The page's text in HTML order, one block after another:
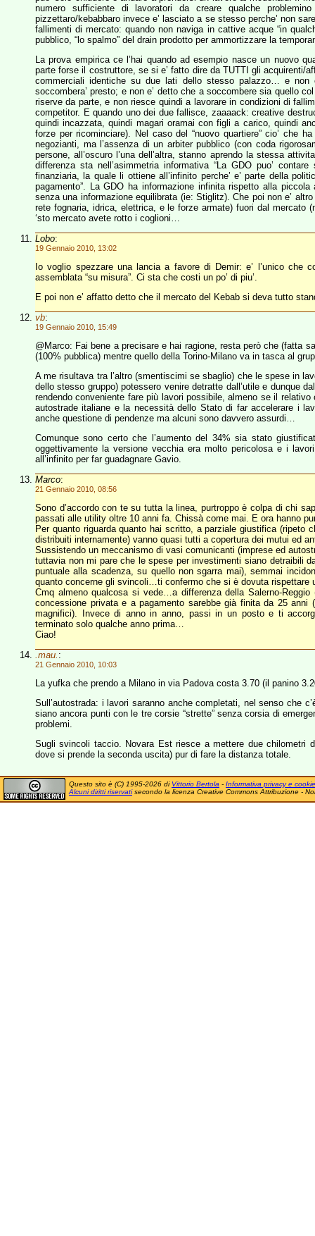
numero sufficiente di lavoratori da creare qualche
pizzettaro/kebabbaro invece e’ lasciato a se stesso perche’ non
fallimenti di mercato: quando non naviga in cattive acque “in
pubblico, “lo spalmo” del drain prodotto per ammortizzare la
La prova empirica ce l’hai quando ad esempio nasce un nuovo
parte forse il costruttore, se si e’ fatto dire da TUTTI gli acquirenti/
commerciali identiche su due lati dello stesso palazzo… e non
soccombera’ presto; e non e’ detto che a soccombere sia quello
riserve da parte, e non riesce quindi a lavorare in condizioni di
competitor. E quando uno dei due fallisce, zaaaack: creative
quindi incazzata, quindi magari oramai con figli a carico, quindi
forze per ricominciare). Nel caso del “nuovo quartiere” cio’ che
negozianti, ma l’assenza di un arbiter pubblico (con coda
persone, all’oscuro l’una dell’altra, stanno aprendo la stessa
differenza sta nell’asimmetria informativa “La GDO puo’
finanziaria, la quale li ottiene all’infinito perche’ e’ parte della
pagamento”. La GDO ha informazione infinita rispetto alla
senza una informazione equilibrata (ie: Stiglitz). Che poi non e’
rete fognaria, idrica, elettrica, e le forze armate) fuori dal mercato
‘sto mercato avete rotto i coglioni…
Lobo:
19 Gennaio 2010, 13:02
Io voglio spezzare una lancia a favore di Demir: e’ l’unico che
assemblata “su misura”. Ci sta che costi un po’ di piu’.
E poi non e’ affatto detto che il mercato del Kebab si deva tutto
vb:
19 Gennaio 2010, 15:49
@Marco: Fai bene a precisare e hai ragione, resta però che (fatta
(100% pubblica) mentre quello della Torino-Milano va in tasca al
A me risultava tra l’altro (smentiscimi se sbaglio) che le spese in
dello stesso gruppo) potessero venire detratte dall’utile e dunque
rendendo conveniente fare più lavori possibile, almeno se il
autostrade italiane e la necessità dello Stato di far accelerare i
anche questione di pendenze ma alcuni sono davvero assurdi…
Comunque sono certo che l’aumento del 34% sia stato
oggettivamente la versione vecchia era molto pericolosa e i
all’infinito per far guadagnare Gavio.
Marco:
21 Gennaio 2010, 08:56
Sono d’accordo con te su tutta la linea, purtroppo è colpa di chi
passati alle utility oltre 10 anni fa. Chissà come mai. E ora hanno
Per quanto riguarda quanto hai scritto, a parziale giustifica
distribuiti internamente) vanno quasi tutti a copertura dei mutui ed
Sussistendo un meccanismo di vasi comunicanti (imprese ed
tuttavia non mi pare che le spese per investimenti siano detraibili
puntuale alla scadenza, su quello non sgarra mai), semmai
quanto concerne gli svincoli…ti confermo che si è dovuta
Cmq almeno qualcosa si vede…a differenza della Salerno-
concessione privata e a pagamento sarebbe già finita da 25
magnifici). Invece di anno in anno, passi in un posto e ti
terminato solo qualche anno prima…
Ciao!
.mau. :
21 Gennaio 2010, 10:03
La yufka che prendo a Milano in via Padova costa 3.70 (il panino
Sull’autostrada: i lavori saranno anche completati, nel senso che
siano ancora punti con le tre corsie “strette” senza corsia di
problemi.
Sugli svincoli taccio. Novara Est riesce a mettere due chilometri
dove si prende la seconda uscita) pur di fare la distanza totale.
Questo sito è (C) 1995-2026 di Vittorio Bertola - Informativa privacy e cookie
Alcuni diritti riservatisecondo la licenza Creative Commons Attribuzione -